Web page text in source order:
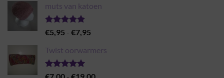
muts van katoen
Gewaardeerd
5.00
€5,95 - €7,95
tot
Twist oorwarmers
Gewaardeerd
€7,00 - €19,00Prijsklasse: